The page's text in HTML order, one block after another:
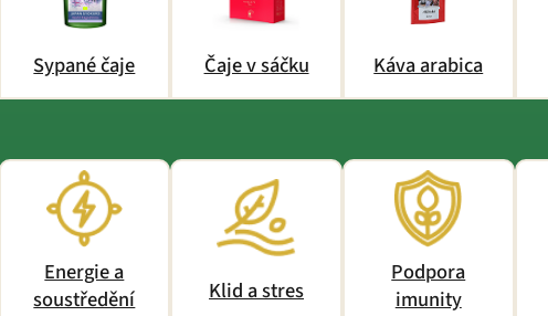
Sypané čaje Čaje v sáčku Káva arabica
Energie a
soustředění
Klid a stres
Podpora
imunity